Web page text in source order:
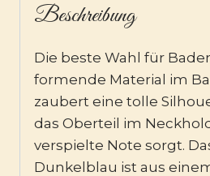
Beschreibung
Die beste Wahl für
formende Material im
zaubert eine tolle
das Oberteil im
verspielte Note sorgt.
Dunkelblau ist aus